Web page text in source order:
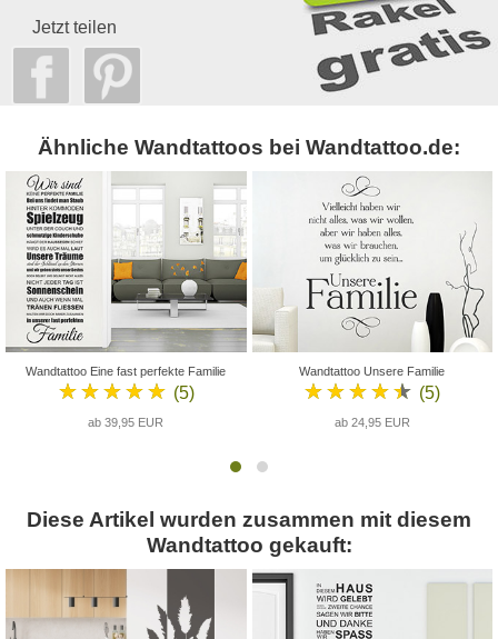
Jetzt teilen
Ähnliche Wandtattoos bei Wandtattoo.de:
Wandtattoo Eine fast perfekte Familie
★★★★★ (5)
ab 39,95 EUR
Wandtattoo Unsere Familie
★★★★★ (5)
ab 24,95 EUR
Diese Artikel wurden zusammen mit diesem
Wandtattoo gekauft: